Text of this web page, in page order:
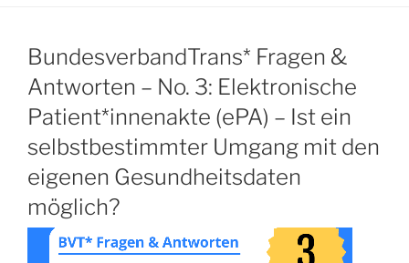
BundesverbandTrans* Fragen &
Antworten – No. 3: Elektronische
Patient*innenakte (ePA) – Ist ein
selbstbestimmter Umgang mit den
eigenen Gesundheitsdaten
möglich?